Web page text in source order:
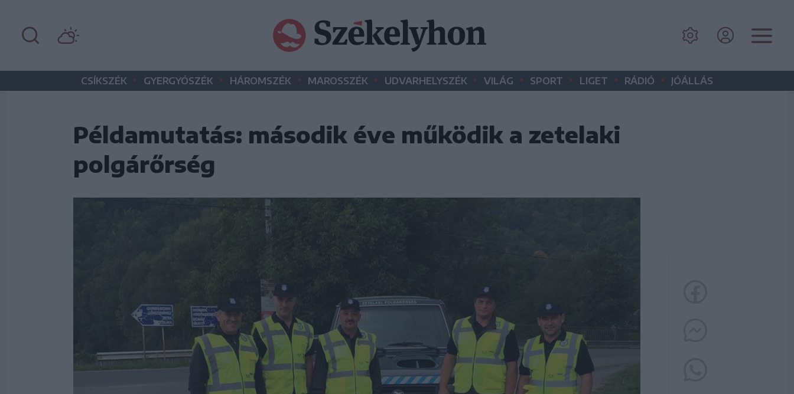
CSÍKSZÉK • GYERGYÓSZÉK • HÁROMSZÉK • MAROSSZÉK • UDVARHELYSZÉK • VILÁG • SPORT • LIGET • RÁDIÓ • JÓÁLLÁS
Példamutatás: második éve működik a zetelaki
polgárőrség